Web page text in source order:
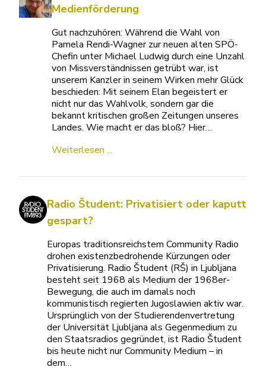
Medienförderung
Gut nachzuhören: Während die Wahl von
Pamela Rendi-Wagner zur neuen alten SPÖ-
Chefin unter Michael Ludwig durch eine Unzahl
von Missverständnissen getrübt war, ist
unserem Kanzler in seinem Wirken mehr Glück
beschieden: Mit seinem Elan begeistert er
nicht nur das Wahlvolk, sondern gar die
bekannt kritischen großen Zeitungen unseres
Landes. Wie macht er das bloß? Hier…
Weiterlesen ...
Radio Študent: Privatisiert oder kaputt
gespart?
Europas traditionsreichstem Community Radio
drohen existenzbedrohende Kürzungen oder
Privatisierung. Radio Študent (RŠ) in Ljubljana
besteht seit 1968 als Medium der 1968er-
Bewegung, die auch im damals noch
kommunistisch regierten Jugoslawien aktiv war.
Ursprünglich von der Studierendenvertretung
der Universität Ljubljana als Gegenmedium zu
den Staatsradios gegründet, ist Radio Študent
bis heute nicht nur Community Medium – in
dem…